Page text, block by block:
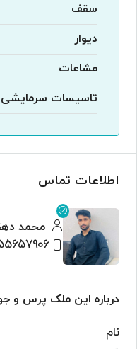
سقف
دیوار
مشاعات
تاسیسات
اطلاعات تماس
محمد
درباره این ملک پرس و
نام